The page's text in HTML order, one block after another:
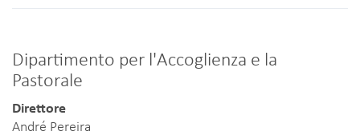
Dipartimento per l'Accoglienza e la
Pastorale
Direttore
André Pereira